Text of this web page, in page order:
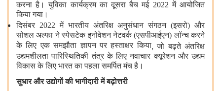
करना है। युविका कार्यक्रम का दूसरा बैच मई 2022 में आयोजित
किया गया।
दिसंबर 2022 में भारतीय अंतरिक्ष अनुसंधान संगठन (इसरो) और
सोशल अल्फा ने स्पेसटेक इनोवेशन नेटवर्क (एसपीआईएन) लॉन्च करने
के लिए एक समझौता ज्ञापन पर हस्ताक्षर किया,जो बढ़ते अंतरिक्ष
उद्यमशीलता पारिस्थितिकी तंत्र के लिए नवाचार क्यूरेशन और उद्यम
विकास के लिए भारत का पहला समर्पित मंच है।
सुधार और उद्योगों की भागीदारी में बढ़ोत्तरी